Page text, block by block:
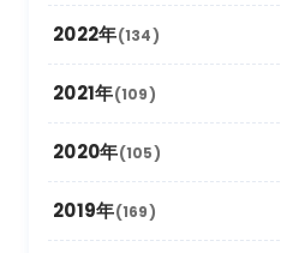
2025年10月
2025年9月
2025年7月
2025年6月
2024年11月
2024年10月
2024年9月
2024年7月
2023年12月
2023年11月
2023年10月
2023年9月
2022年(134)
2022年12月
2022年11月
2022年10月
2022年9月
2021年(109)
2021年12月
2021年11月
2020年(105)
2020年12月
2019年(169)